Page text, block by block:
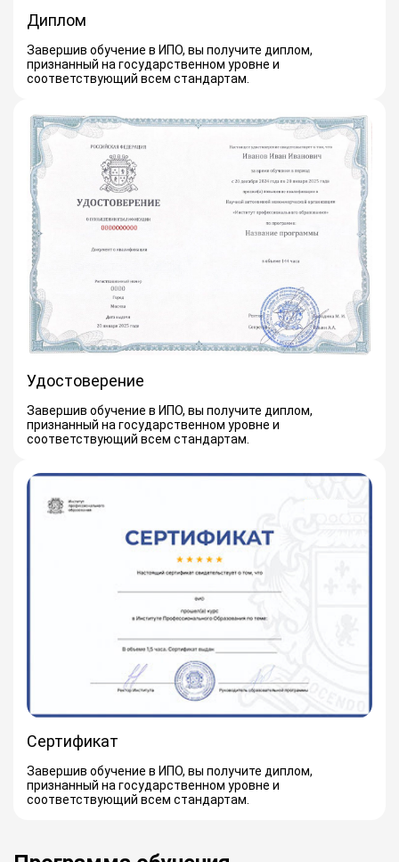
Диплом
Завершив обучение в ИПО, вы получите диплом,
признанный на государственном уровне и
соответствующий всем стандартам.
Удостоверение
Завершив обучение в ИПО, вы получите диплом,
признанный на государственном уровне и
соответствующий всем стандартам.
Сертификат
Завершив обучение в ИПО, вы получите диплом,
признанный на государственном уровне и
соответствующий всем стандартам.